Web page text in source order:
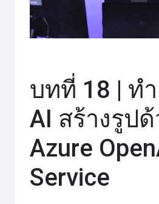
บทที่ 18 | ท
AI สร้างรูป
Azure
Service